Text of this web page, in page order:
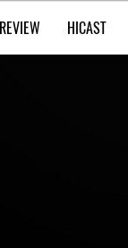
REVIEW HICAST